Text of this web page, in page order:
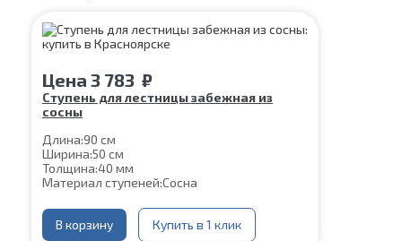
Цена 3 783 ₽
Ступень для лестницы забежная из
сосны
Длина:90 см
Ширина:50 см
Толщина:40 мм
Материал ступеней:Сосна
В корзину Купить в 1 клик